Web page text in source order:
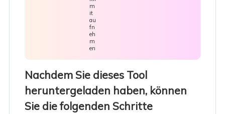
m
it
au
fn
eh
m
en
Nachdem Sie dieses Tool
heruntergeladen haben, können
Sie die folgenden Schritte